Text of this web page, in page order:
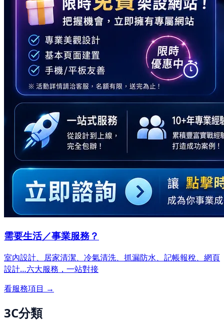
需要生活／事業服務？
室內設計、居家清潔、冷氣清洗、抓漏防水、記帳報稅、網頁
設計…六大服務，一站對接
看服務項目 →
3C分類